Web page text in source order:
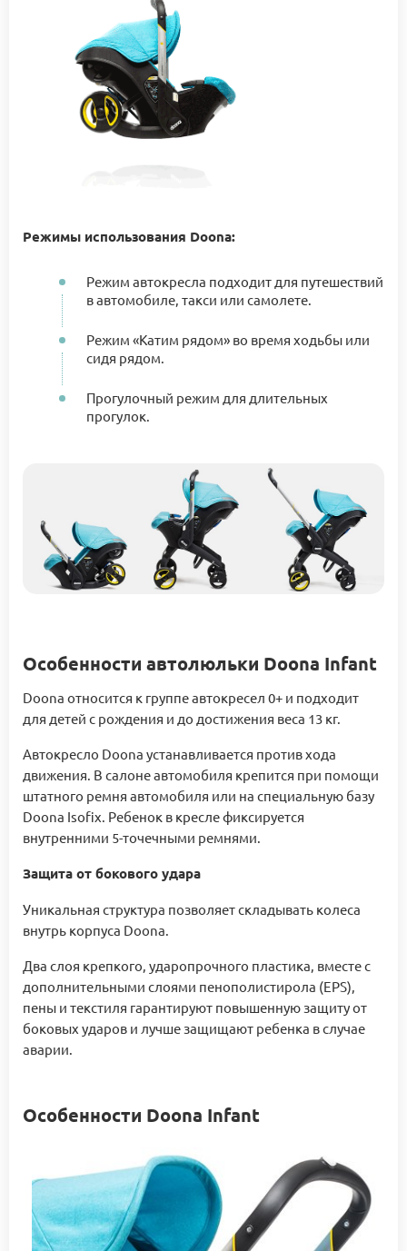
Режимы использования Doona:
Режим автокресла подходит для путешествий
в автомобиле, такси или самолете.
Режим «Катим рядом» во время ходьбы или
сидя рядом.
Прогулочный режим для длительных
прогулок.
Особенности автолюльки Doona Infant
Doona относится к группе автокресел 0+ и подходит
для детей с рождения и до достижения веса 13 кг.
Автокресло Doona устанавливается против хода
движения. В салоне автомобиля крепится при помощи
штатного ремня автомобиля или на специальную базу
Doona Isofix. Ребенок в кресле фиксируется
внутренними 5-точечными ремнями.
Защита от бокового удара
Уникальная структура позволяет складывать колеса
внутрь корпуса Doona.
Два слоя крепкого, ударопрочного пластика, вместе с
дополнительными слоями пенополистирола (EPS),
пены и текстиля гарантируют повышенную защиту от
боковых ударов и лучше защищают ребенка в случае
аварии.
Особенности Doona Infant